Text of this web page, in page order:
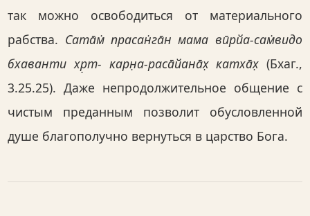
так можно освободиться от материального
рабства. Сата̄м̇ прасан̇га̄н мама вӣрйа-сам̇видо
бхаванти хр̣т- карн̣а-раса̄йана̄х̣ катха̄х̣ (Бхаг.,
3.25.25). Даже непродолжительное общение с
чистым преданным позволит обусловленной
душе благополучно вернуться в царство Бога.